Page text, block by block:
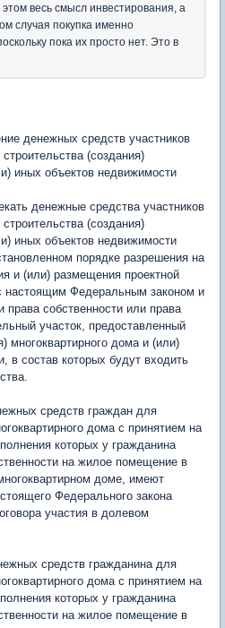
весь смысл инвестирования, а
случая покупка именно
пока их просто нет. Это в
денежных средств участников
(создания)
иных объектов недвижимости
денежные средства участников
(создания)
иных объектов недвижимости
порядке разрешения на
и (или) размещения проектной
настоящим Федеральным законом и
права собственности или права
участок, предоставленный
многоквартирного дома и (или)
в состав которых будут входить
средств граждан для
дома с принятием на
которых у гражданина
на жилое помещение в
доме, имеют
Федерального закона
участия в долевом
средств гражданина для
дома с принятием на
которых у гражданина
на жилое помещение в